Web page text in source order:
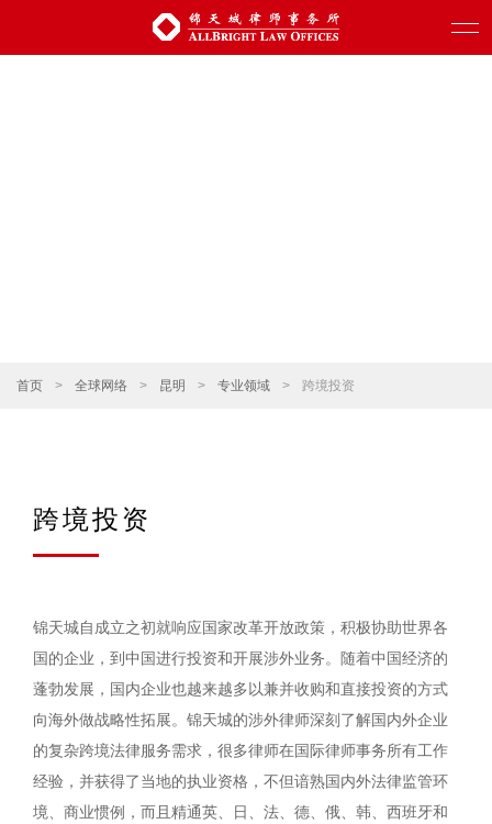
首页 > 全球网络 > 昆明 > 专业领域 > 跨境投资
跨境投资
锦天城自成立之初就响应国家改革开放政策，积极协助世界各
国的企业，到中国进行投资和开展涉外业务。随着中国经济的
蓬勃发展，国内企业也越来越多以兼并收购和直接投资的方式
向海外做战略性拓展。锦天城的涉外律师深刻了解国内外企业
的复杂跨境法律服务需求，很多律师在国际律师事务所有工作
经验，并获得了当地的执业资格，不但谙熟国内外法律监管环
境、商业惯例，而且精通英、日、法、德、俄、韩、西班牙和